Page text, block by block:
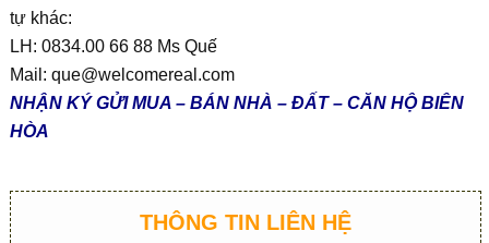
tự khác:
LH: 0834.00 66 88 Ms Quế
Mail: que@welcomereal.com
NHẬN KÝ GỬI MUA – BÁN NHÀ – ĐẤT – CĂN HỘ BIÊN
HÒA
THÔNG TIN LIÊN HỆ